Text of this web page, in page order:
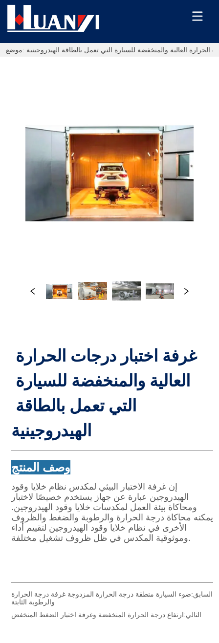
موضع: الحرارة العالية والمنخفضة للسيارة التي تعمل بالطاقة الهيدروجينية
الهيدروجينية
السابق:ضوء السيارة منطقة درجة الحرارة المزدوجة غرفة درجة الحرارة
والرطوبة الثابتة
التالي:ارتفاع درجة الحرارة المنخفضة وغرفة اختبار الضغط المنخفض